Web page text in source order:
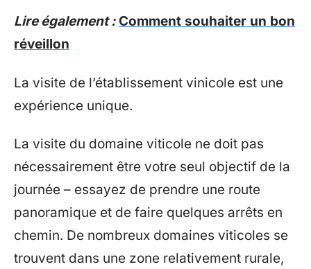
Lire également : Comment souhaiter un bon
réveillon
La visite de l’établissement vinicole est une
expérience unique.
La visite du domaine viticole ne doit pas
nécessairement être votre seul objectif de la
journée – essayez de prendre une route
panoramique et de faire quelques arrêts en
chemin. De nombreux domaines viticoles se
trouvent dans une zone relativement rurale,